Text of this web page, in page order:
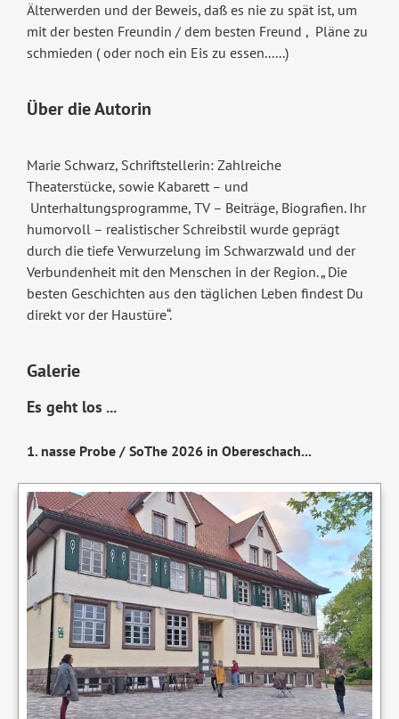
Älterwerden und der Beweis, daß es nie zu spät ist, um
mit der besten Freundin / dem besten Freund , Pläne zu
schmieden ( oder noch ein Eis zu essen......)
Über die Autorin
Marie Schwarz, Schriftstellerin: Zahlreiche
Theaterstücke, sowie Kabarett – und
Unterhaltungsprogramme, TV – Beiträge, Biografien. Ihr
humorvoll – realistischer Schreibstil wurde geprägt
durch die tiefe Verwurzelung im Schwarzwald und der
Verbundenheit mit den Menschen in der Region. „ Die
besten Geschichten aus den täglichen Leben findest Du
direkt vor der Haustüre“.
Galerie
Es geht los ...
1.⁠ ⁠nasse Probe / SoThe 2026 in Obereschach...